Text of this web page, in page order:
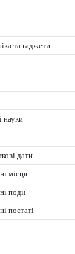
та гаджети
науки
дати
місця
події
постаті